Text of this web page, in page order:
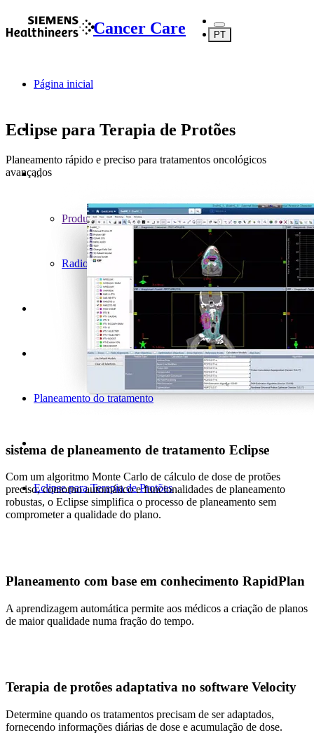
Cancer Care PT
Página inicial
...
Produtos
Radioterapia
Planeamento do tratamento
Eclipse para Terapia de Protões
Eclipse para Terapia de Protões
Planeamento rápido e preciso para tratamentos oncológicos
avançados
sistema de planeamento de tratamento Eclipse
Com um algoritmo Monte Carlo de cálculo de dose de protões
preciso, contorno automático e funcionalidades de planeamento
robustas, o Eclipse simplifica o processo de planeamento sem
comprometer a qualidade do plano.
Planeamento com base em conhecimento RapidPlan
A aprendizagem automática permite aos médicos a criação de planos
de maior qualidade numa fração do tempo.
Terapia de protões adaptativa no software Velocity
Determine quando os tratamentos precisam de ser adaptados,
fornecendo informações diárias de dose e acumulação de dose.